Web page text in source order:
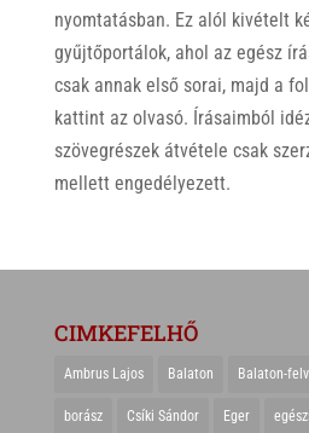
nyomtatásban. Ez alól kivételt
gyűjtőportálok, ahol az egész
csak annak első sorai, majd a
kattint az olvasó. Írásaimból
szövegrészek átvétele csak
mellett engedélyezett.
CIMKEFELHŐ
Ambrus Lajos Balaton Balaton-
borász Csíki Sándor Eger